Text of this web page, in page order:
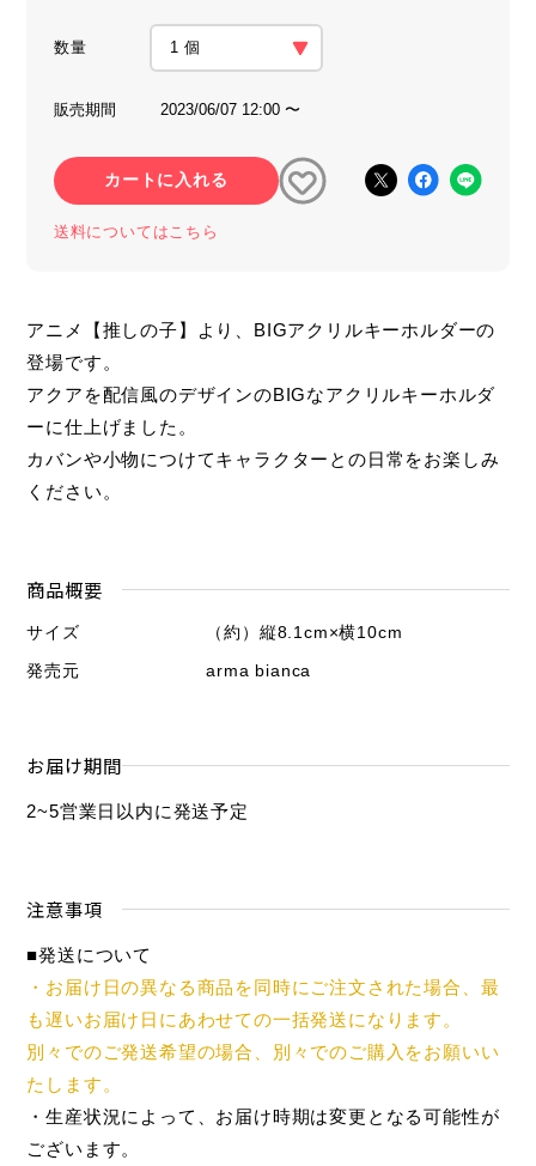
数量
販売期間 2023/06/07 12:00 〜
カートに入れる
送料についてはこちら
アニメ【推しの子】より、BIGアクリルキーホルダーの
登場です。
アクアを配信風のデザインのBIGなアクリルキーホルダ
ーに仕上げました。
カバンや小物につけてキャラクターとの日常をお楽しみ
ください。
商品概要
サイズ
（約）縦8.1cm×横10cm
発売元
arma bianca
お届け期間
2~5営業日以内に発送予定
注意事項
■発送について
・お届け日の異なる商品を同時にご注文された場合、最
も遅いお届け日にあわせての一括発送になります。
別々でのご発送希望の場合、別々でのご購入をお願いい
たします。
・生産状況によって、お届け時期は変更となる可能性が
ございます。